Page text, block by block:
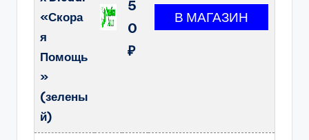
«Скора
я
Помощь
»
(зелены
й)
5
0
₽